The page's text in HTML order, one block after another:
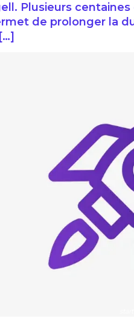
Plusieurs centaines
de prolonger la